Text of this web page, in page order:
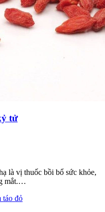
tử
là vị thuốc bồi bổ sức khỏe,
mắt.…